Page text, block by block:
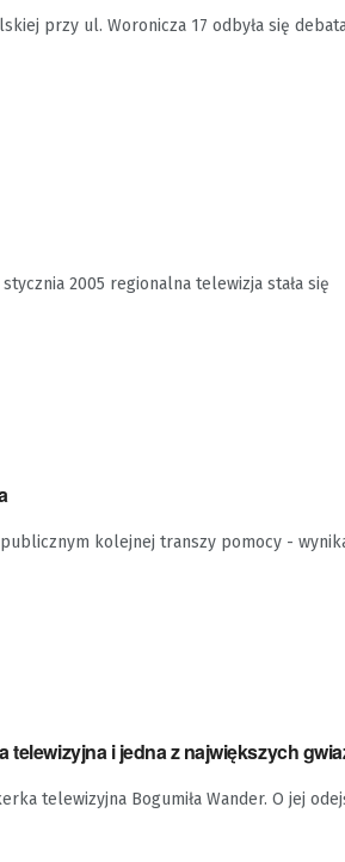
przy ul. Woronicza 17 odbyła się
2005 regionalna telewizja stała się
kolejnej transzy pomocy -
telewizyjna i jedna z największych
telewizyjna Bogumiła Wander. O jej